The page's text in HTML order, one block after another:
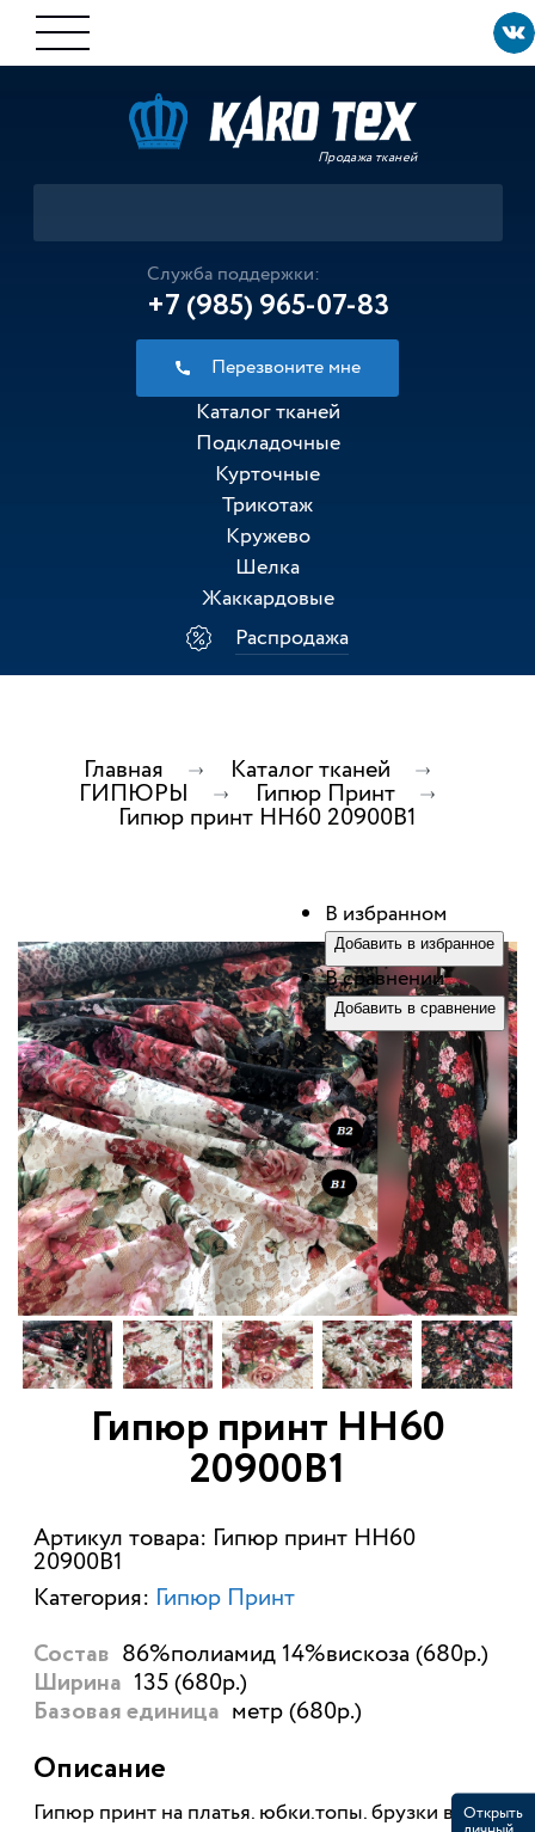
Продажа тканей
Служба поддержки:
+7 (985) 965-07-83
Перезвоните мне
Каталог тканей
Подкладочные
Курточные
Трикотаж
Кружево
Шелка
Жаккардовые
Распродажа
Главная Каталог тканей
ГИПЮРЫ Гипюр Принт
Гипюр принт НН60 20900В1
Гипюр принт НН60
20900В1
Артикул товара: Гипюр принт НН60
20900В1
Категория: Гипюр Принт
Состав 86%полиамид 14%вискоза (680р.)
Ширина 135 (680р.)
Базовая единица метр (680р.)
Описание
Гипюр принт на платья. юбки.топы. брузки в
В избранном
Добавить в избранное
В сравнении
Добавить в сравнение
Открыть